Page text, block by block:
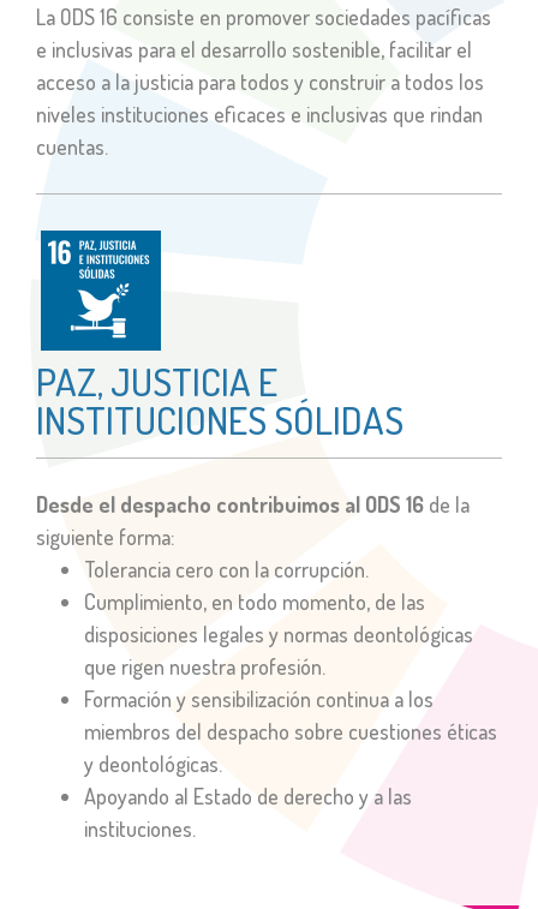
La ODS 16 consiste en promover sociedades pacíficas
e inclusivas para el desarrollo sostenible, facilitar el
acceso a la justicia para todos y construir a todos los
niveles instituciones eficaces e inclusivas que rindan
cuentas.
PAZ, JUSTICIA E
INSTITUCIONES SÓLIDAS
Desde el despacho contribuimos al ODS 16 de la
siguiente forma:
Tolerancia cero con la corrupción.
Cumplimiento, en todo momento, de las
disposiciones legales y normas deontológicas
que rigen nuestra profesión.
Formación y sensibilización continua a los
miembros del despacho sobre cuestiones éticas
y deontológicas.
Apoyando al Estado de derecho y a las
instituciones.